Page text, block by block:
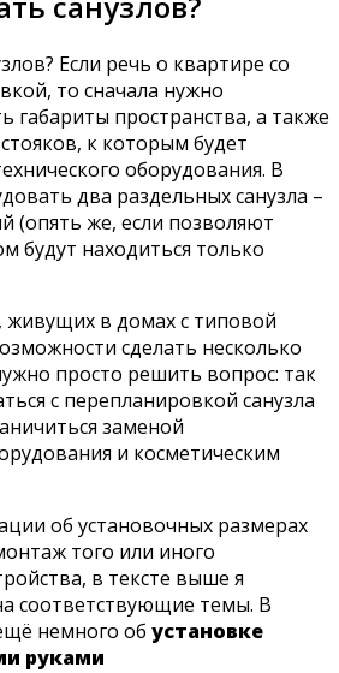
Если речь о квартире со
то сначала нужно
габариты пространства, а также
к которым будет
оборудования. В
два раздельных санузла –
(опять же, если позволяют
будут находиться только
живущих в домах с типовой
сделать несколько
просто решить вопрос: так
с перепланировкой санузла
заменой
и косметическим
об установочных размерах
того или иного
в тексте выше я
соответствующие темы. В
немного об установке
руками